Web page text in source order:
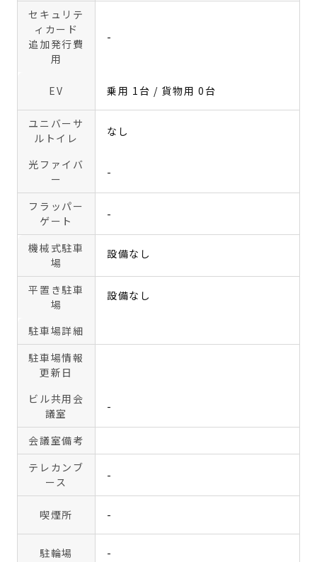
セキュリテ
ィカード
追加発行費
用
-
EV 乗用 1台 / 貨物用 0台
ユニバーサ
ルトイレ
なし
光ファイバ
ー
-
フラッパー
ゲート
-
機械式駐車
場
設備なし
平置き駐車
場
設備なし
駐車場詳細
駐車場情報
更新日
ビル共用会
議室
-
会議室備考
テレカンブ
ース
-
喫煙所 -
駐輪場 -